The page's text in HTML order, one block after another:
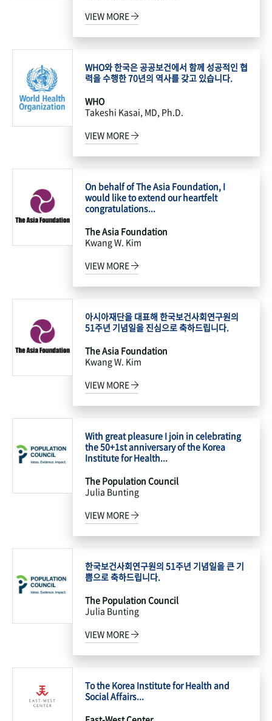
VIEW MORE
WHO와 한국은 공공보건에서 함께 성공적인 협
력을 수행한 70년의 역사를 갖고 있습니다.
WHO
Takeshi Kasai, MD, Ph.D.
VIEW MORE
On behalf of The Asia Foundation, I
would like to extend our heartfelt
congratulations...
The Asia Foundation
Kwang W. Kim
VIEW MORE
아시아재단을 대표해 한국보건사회연구원의
51주년 기념일을 진심으로 축하드립니다.
The Asia Foundation
Kwang W. Kim
VIEW MORE
With great pleasure I join in celebrating
the 50+1st anniversary of the Korea
Institute for Health...
The Population Council
Julia Bunting
VIEW MORE
한국보건사회연구원의 51주년 기념일을 큰 기
쁨으로 축하드립니다.
The Population Council
Julia Bunting
VIEW MORE
To the Korea Institute for Health and
Social Affairs...